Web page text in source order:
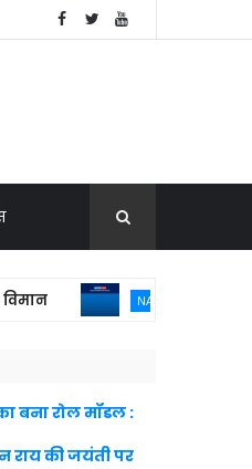
NATIONAL NEWS
बना रोल मॉडल :
राय की जयंती पर